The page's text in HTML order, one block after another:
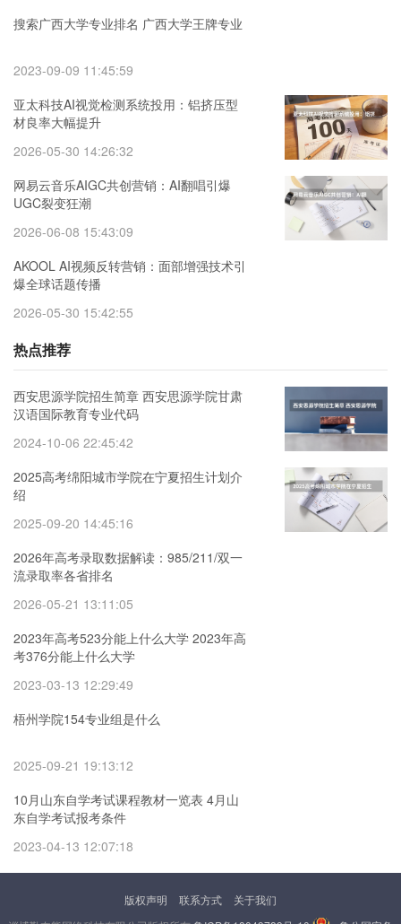
搜索广西大学专业排名 广西大学王牌专业
2023-09-09 11:45:59
亚太科技AI视觉检测系统投用：铝挤压型
材良率大幅提升
2026-05-30 14:26:32
网易云音乐AIGC共创营销：AI翻唱引爆
UGC裂变狂潮
2026-06-08 15:43:09
AKOOL AI视频反转营销：面部增强技术引
爆全球话题传播
2026-05-30 15:42:55
热点推荐
西安思源学院招生简章 西安思源学院甘肃
汉语国际教育专业代码
2024-10-06 22:45:42
2025高考绵阳城市学院在宁夏招生计划介
绍
2025-09-20 14:45:16
2026年高考录取数据解读：985/211/双一
流录取率各省排名
2026-05-21 13:11:05
2023年高考523分能上什么大学 2023年高
考376分能上什么大学
2023-03-13 12:29:49
梧州学院154专业组是什么
2025-09-21 19:13:12
10月山东自学考试课程教材一览表 4月山
东自学考试报考条件
2023-04-13 12:07:18
版权声明 联系方式
关于我们